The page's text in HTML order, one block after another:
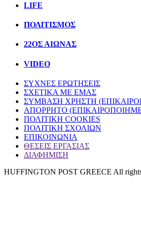
LIFE
ΠΟΛΙΤIΣΜΟΣ
22ΟΣ ΑΙΩΝΑΣ
VIDEO
ΣΥΧΝΕΣ ΕΡΩΤΗΣΕΙΣ
ΣΧΕΤΙΚΑ ΜΕ ΕΜΑΣ
ΣΥΜΒΑΣΗ ΧΡΗΣΤΗ
ΑΠΟΡΡΗΤΟ
ΠΟΛΙΤΙΚΗ COOKIES
ΠΟΛΙΤΙΚΗ ΣΧΟΛΙΩΝ
ΕΠΙΚΟΙΝΩΝΙΑ
ΘΕΣΕΙΣ ΕΡΓΑΣΙΑΣ
ΔΙΑΦΗΜΙΣΗ
HUFFINGTON POST GREECE All